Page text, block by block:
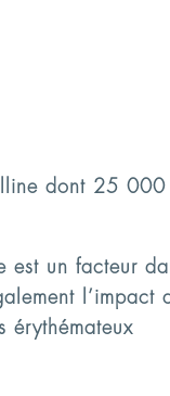
dont 25 000
est un facteur
l’impact
érythémateux